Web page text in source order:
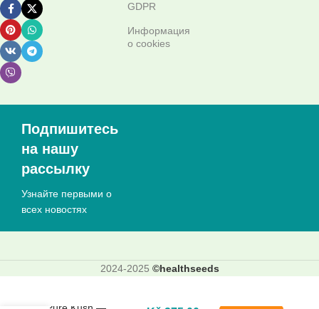
GDPR
Информация
о cookies
Подпишитесь
на нашу
рассылку
Узнайте первыми о
всех новостях
2024-2025 ©healthseeds